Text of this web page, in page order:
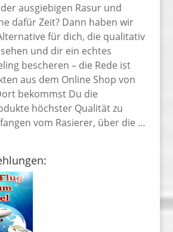
ausgiebigen Rasur und
dafür Zeit? Dann haben wir
für dich, die qualitativ
und dir ein echtes
bescheren – die Rede ist
aus dem Online Shop von
bekommst Du die
höchster Qualität zu
vom Rasierer, über die …